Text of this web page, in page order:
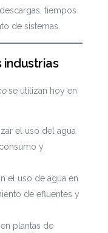
tiempos
de sistemas.
industrias
se utilizan hoy en
el uso del agua
y
el uso de agua en
de efluentes y
en plantas de